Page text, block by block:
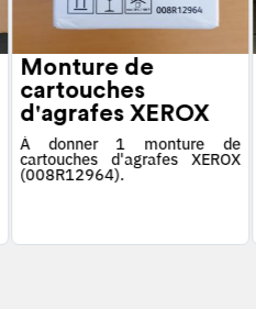
Monture de
cartouches
d'agrafes XEROX
À donner 1 monture de
cartouches d'agrafes XEROX
(008R12964).